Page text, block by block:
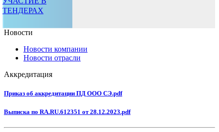
ТЕНДЕРАХ
Новости
Новости компании
Новости отрасли
Аккредитация
Приказ об аккредитации ПД ООО СЭ.pdf
Выписка по RA.RU.612351 от 28.12.2023.pdf